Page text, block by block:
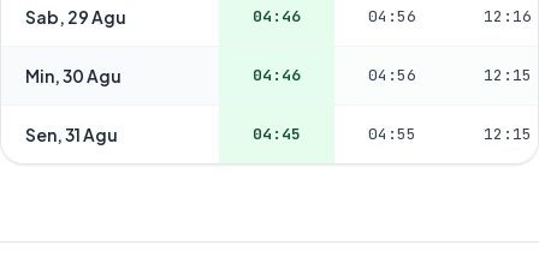
Sab, 29 Agu 04:46 04:56 12:16
Min, 30 Agu 04:46 04:56 12:15
Sen, 31 Agu 04:45 04:55 12:15